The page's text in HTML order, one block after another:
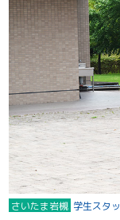
さいたま岩槻 学生スタ